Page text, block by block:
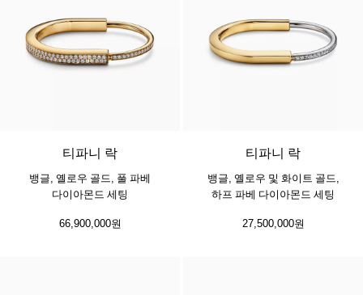
티파니 락
뱅글, 옐로우 골드, 풀 파베
다이아몬드 세팅
66,900,000원
티파니 락
뱅글, 옐로우 및 화이트 골드,
하프 파베 다이아몬드 세팅
27,500,000원